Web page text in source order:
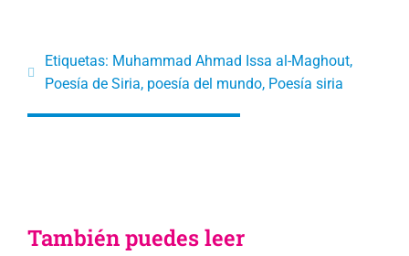
Etiquetas: Muhammad Ahmad Issa al-Maghout,
Poesía de Siria, poesía del mundo, Poesía siria
También puedes leer